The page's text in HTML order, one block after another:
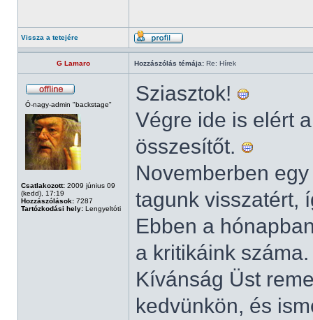
Vissza a tetejére
G Lamaro Hozzászólás témája: Re: Hírek
Ó-nagy-admin "backstage"
Csatlakozott: 2009 június 09
(kedd), 17:19
Hozzászólások: 7287
Tartózkodási hely: Lengyeltóti
Sziasztok!
Végre ide is elért
összesítőt.
Novemberben
tagunk visszatért,
Ebben a
a kritikáink
Kívánság Üst
kedvünkön, és